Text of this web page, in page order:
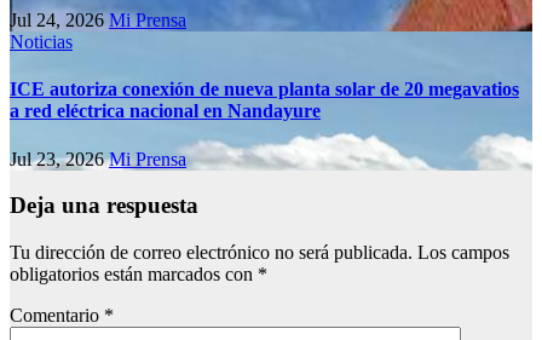
Jul 24, 2026Mi Prensa
Noticias
ICE autoriza conexión de nueva planta solar de 20 megavatios
a red eléctrica nacional en Nandayure
Jul 23, 2026Mi Prensa
Deja una respuesta
Tu dirección de correo electrónico no será publicada. Los campos
obligatorios están marcados con *
Comentario *